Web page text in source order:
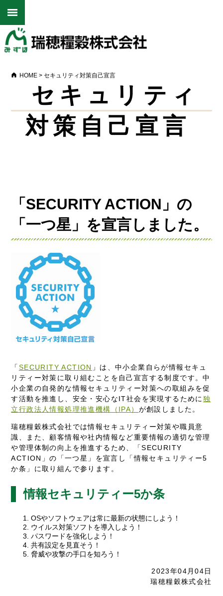
HOME >セキュリティ対策自己宣言
セキュリティ
対策自己宣言
「SECURITY ACTION」の
「一つ星」を宣言しました。
「 SECURITY ACTION 」は、中小企業自らが情報セキュ
リティー対策に取り組むことを自己宣言する制度です。中
小企業の自発的な情報セキュリティー対策への取組みを促
す活動を推進し、安全・安心なIT社会を実現するために 独
立行政法人情報処理推進機構（IPA） が創設しました。
瑞穂糧穀株式会社では情報セキュリティー対策や職員意
識、また、顧客情報や社内情報など重要情報の適切な管理
や管理体制の向上を推進するため、「SECURITY
ACTION」の「一つ星」を宣言し「情報セキュリティー5
か条」に取り組んで参ります。
情報セキュリティー5か条
OSやソフトウェアは常に最新の状態にしよう！
ウイルス対策ソフトを導入しよう！
パスワードを強化しよう！
共有設定を見直そう！
脅威や攻撃の手口を知ろう！
2023年04月04日
瑞穂糧穀株式会社